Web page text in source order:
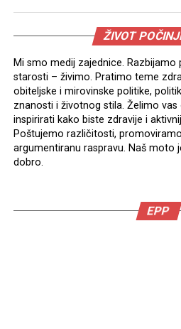
ŽIVOT
Mi smo medij zajednice. Razbijamo
starosti – živimo. Pratimo teme
obiteljske i mirovinske politike,
znanosti i životnog stila. Želimo
inspirirati kako biste zdravije i
Poštujemo različitosti,
argumentiranu raspravu. Naš moto
dobro.
EPP